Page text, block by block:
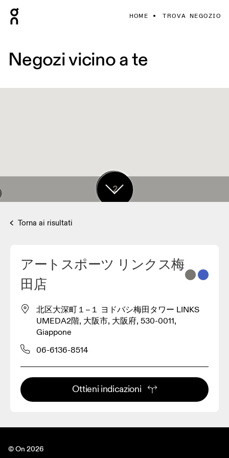
HOME TROVA NEGOZIO
Negozi vicino a te
17
2
Torna ai risultati
アートスポーツ リンクス梅
田店
北区大深町１−１ ヨドバシ梅田タワー LINKS
UMEDA2階, 大阪市, 大阪府, 530-0011,
Giappone
06-6136-8514
Ottieni indicazioni
© On 2026